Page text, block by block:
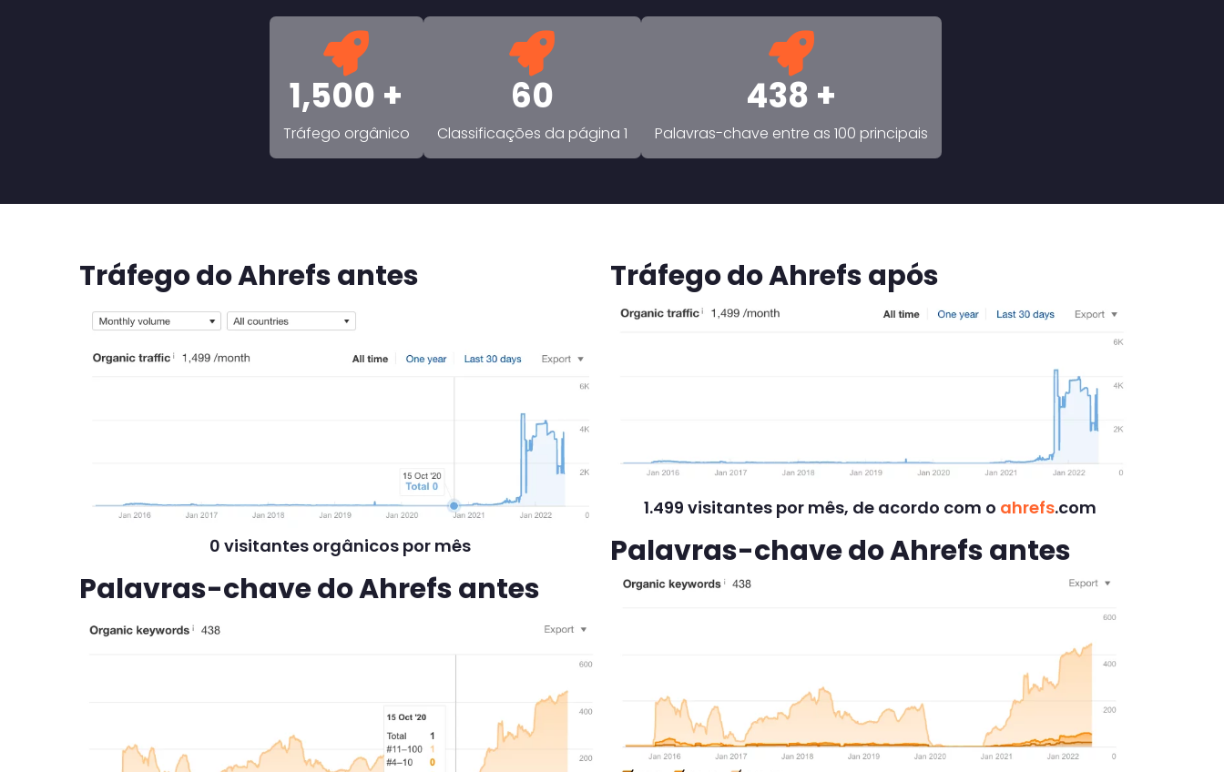
1,500 +
Tráfego orgânico
60
Classificações da página 1
438 +
Palavras-chave entre as 100 principais
Tráfego do Ahrefs antes
0 visitantes orgânicos por mês
Palavras-chave do Ahrefs antes
Tráfego do Ahrefs após
1.499 visitantes por mês, de acordo com o ahrefs.com
Palavras-chave do Ahrefs antes